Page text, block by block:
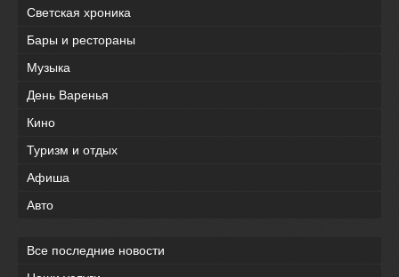
Светская хроника
Бары и рестораны
Музыка
День Варенья
Кино
Туризм и отдых
Афиша
Авто
Все последние новости